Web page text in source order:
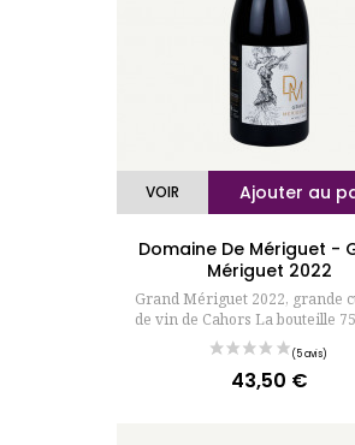
Ajouter au
VOIR
Domaine De Mériguet -
Mériguet 2022
Grand Mériguet 2022, grande
de vin de Cahors La bouteille
Prix
43,50 €